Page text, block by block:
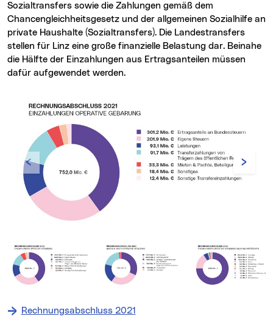
Sozialtransfers sowie die Zahlungen gemäß dem
Chancengleichheitsgesetz und der allgemeinen Sozialhilfe an
private Haushalte (Sozialtransfers). Die Landestransfers
stellen für Linz eine große finanzielle Belastung dar. Beinahe
die Hälfte der Einzahlungen aus Ertragsanteilen müssen
dafür aufgewendet werden.
Zurück Vor
Rechnungsabschluss 2021